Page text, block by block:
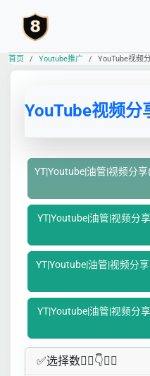
首页 Youtube推广 YouTube视频
YouTube视频分
YT|Youtube|油管|视频分
YT|Youtube|油管|视频分
YT|Youtube|油管|视频分
YT|Youtube|油管|视频分
✅​选择数👇🏻​​👇👇🏻​​